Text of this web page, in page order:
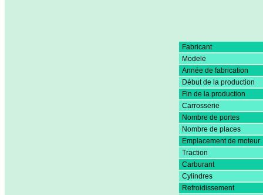
Fabricant
Modele
Année de fabrication
Début de la production
Fin de la production
Carrosserie
Nombre de portes
Nombre de places
Emplacement de moteur
Traction
Carburant
Cylindres
Refroidissement